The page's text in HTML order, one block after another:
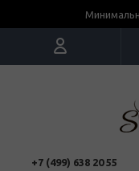
+7 (499) 638 20 55